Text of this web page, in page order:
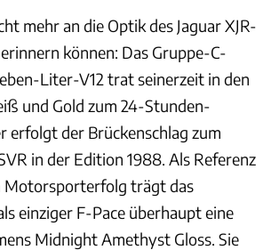
mehr an die Optik des Jaguar XJR-
können: Das Gruppe-C-
Liter-V12 trat seinerzeit in den
und Gold zum 24-Stunden-
erfolgt der Brückenschlag zum
in der Edition 1988. Als Referenz
Motorsporterfolg trägt das
einziger F-Pace überhaupt eine
Midnight Amethyst Gloss. Sie